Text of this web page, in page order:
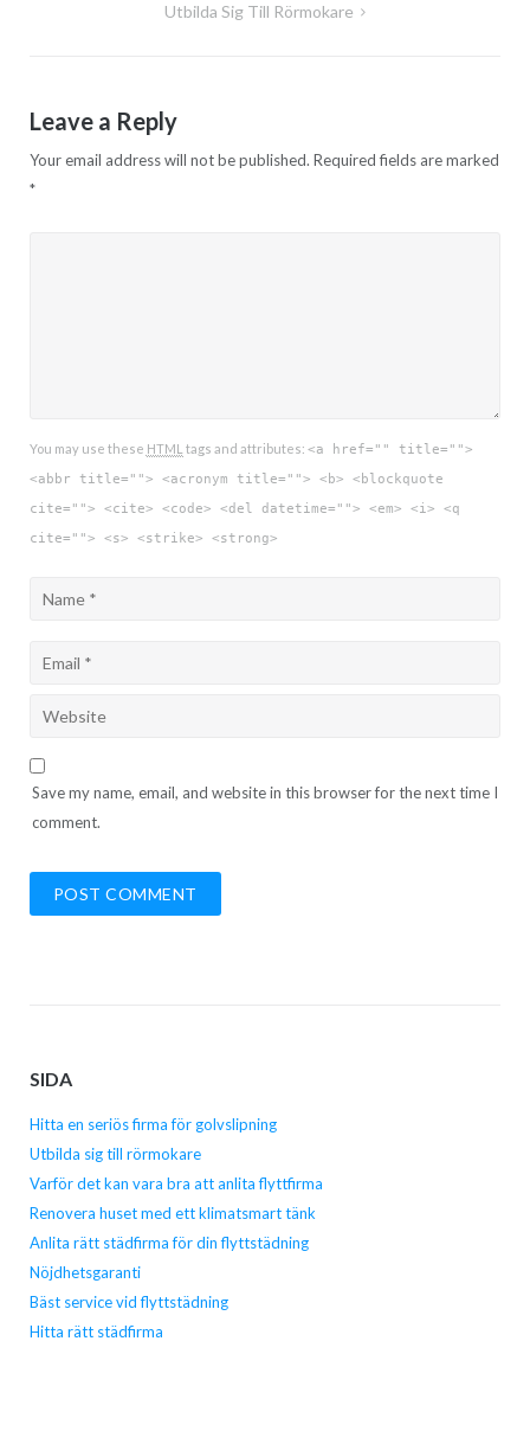
Utbilda Sig Till Rörmokare
Leave a Reply
Your email address will not be published. Required fields are marked
*
You may use these HTML tags and attributes: <a href="" title="">
<abbr title=""> <acronym title=""> <b> <blockquote
cite=""> <cite> <code> <del datetime=""> <em> <i> <q
cite=""> <s> <strike> <strong>
Save my name, email, and website in this browser for the next time I
comment.
SIDA
Hitta en seriös firma för golvslipning
Utbilda sig till rörmokare
Varför det kan vara bra att anlita flyttfirma
Renovera huset med ett klimatsmart tänk
Anlita rätt städfirma för din flyttstädning
Nöjdhetsgaranti
Bäst service vid flyttstädning
Hitta rätt städfirma